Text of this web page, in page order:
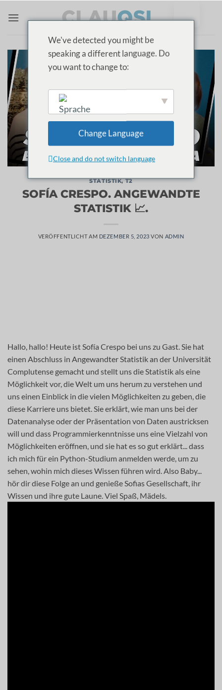
Inhalt
STATISTIK,T2
SOFÍA CRESPO. ANGEWANDTE
STATISTIK 📈.
VERÖFFENTLICHT AM DEZEMBER 5, 2023 VON ADMIN
Hallo, hallo! Heute ist Sofía Crespo bei uns zu Gast. Sie hat
einen Abschluss in Angewandter Statistik an der Universität
Complutense gemacht und stellt uns die Statistik als eine
Möglichkeit vor, die Welt um uns herum zu verstehen und
uns einen Einblick in die vielen Möglichkeiten zu geben, die
diese Karriere uns bietet. Sie erklärt, wie man uns bei der
Datenanalyse oder der Präsentation von Daten austricksen
will und dass Programmierkenntnisse uns eine Vielzahl von
Möglichkeiten eröffnen, und sie hat es so gut erklärt... dass
ich mich für ein Python-Studium anmelden werde, um zu
sehen, wohin mich dieses Wissen führen wird. Also Baby...
hör dir diese Folge an und genieße Sofias Gesellschaft, ihr
Wissen und ihre gute Laune. Viel Spaß, Mädels.
We've detected you might be
speaking a different language. Do
you want to change to:
English
Change Language
Close and do not switch language